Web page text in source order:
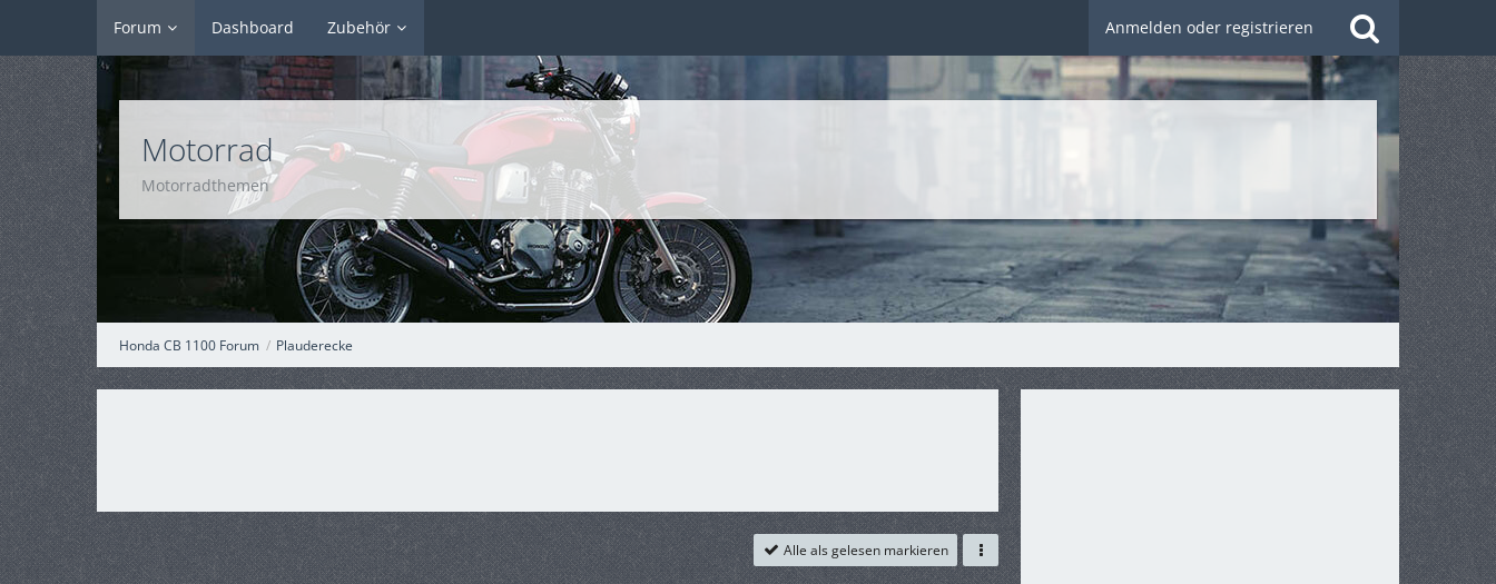
Forum Dashboard Zubehör Anmelden oder registrieren
Honda CB 1100 Forum Plauderecke
Motorrad
Motorradthemen
Alle als gelesen markieren